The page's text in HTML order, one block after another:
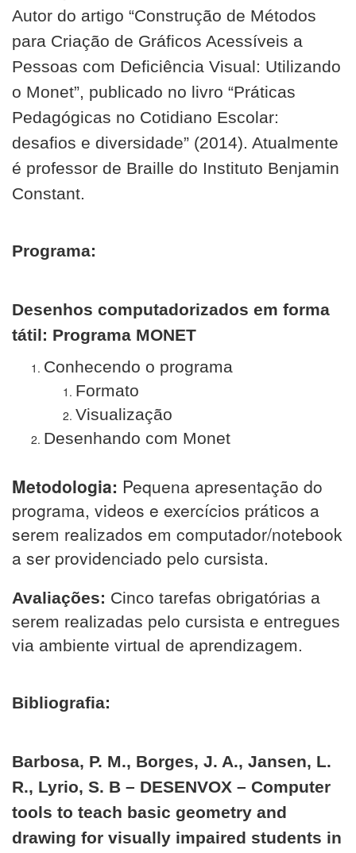
Autor do artigo “Construção de Métodos
para Criação de Gráficos Acessíveis a
Pessoas com Deficiência Visual: Utilizando
o Monet”, publicado no livro “Práticas
Pedagógicas no Cotidiano Escolar:
desafios e diversidade” (2014). Atualmente
é professor de Braille do Instituto Benjamin
Constant.
Programa:
Desenhos computadorizados em forma
tátil: Programa MONET
Conhecendo o programa
Formato
Visualização
Desenhando com Monet
Metodologia: Pequena apresentação do
programa, videos e exercícios práticos a
serem realizados em computador/notebook
a ser providenciado pelo cursista.
Avaliações: Cinco tarefas obrigatórias a
serem realizadas pelo cursista e entregues
via ambiente virtual de aprendizagem.
Bibliografia:
Barbosa, P. M., Borges, J. A., Jansen, L.
R., Lyrio, S. B – DESENVOX – Computer
tools to teach basic geometry and
drawing for visually impaired students in